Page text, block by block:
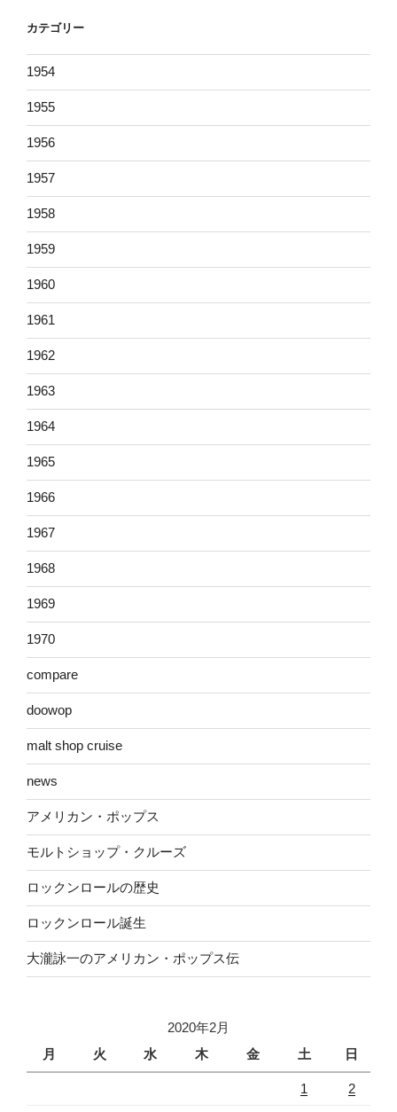
カテゴリー
1954
1955
1956
1957
1958
1959
1960
1961
1962
1963
1964
1965
1966
1967
1968
1969
1970
compare
doowop
malt shop cruise
news
アメリカン・ポップス
モルトショップ・クルーズ
ロックンロールの歴史
ロックンロール誕生
大瀧詠一のアメリカン・ポップス伝
2020年2月
月
火 水 木 金 土 日
1 2